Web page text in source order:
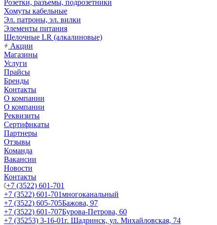
Розетки, разъемы, подрозетники
Хомуты кабельные
Эл. патроны, эл. вилки
Элементы питания
Щелочные LR (алкалиновые)
Акции
Магазины
Услуги
Прайсы
Бренды
Контакты
О компании
О компании
Реквизиты
Сертификаты
Партнеры
Отзывы
Команда
Вакансии
Новости
Контакты
+7 (3522) 601-701
+7 (3522) 601-701многоканальный
+7 (3522) 605-705Бажова, 97
+7 (3522) 601-707Бурова-Петрова, 60
+7 (35253) 3-16-01г. Шадринск, ул. Михайловская, 74